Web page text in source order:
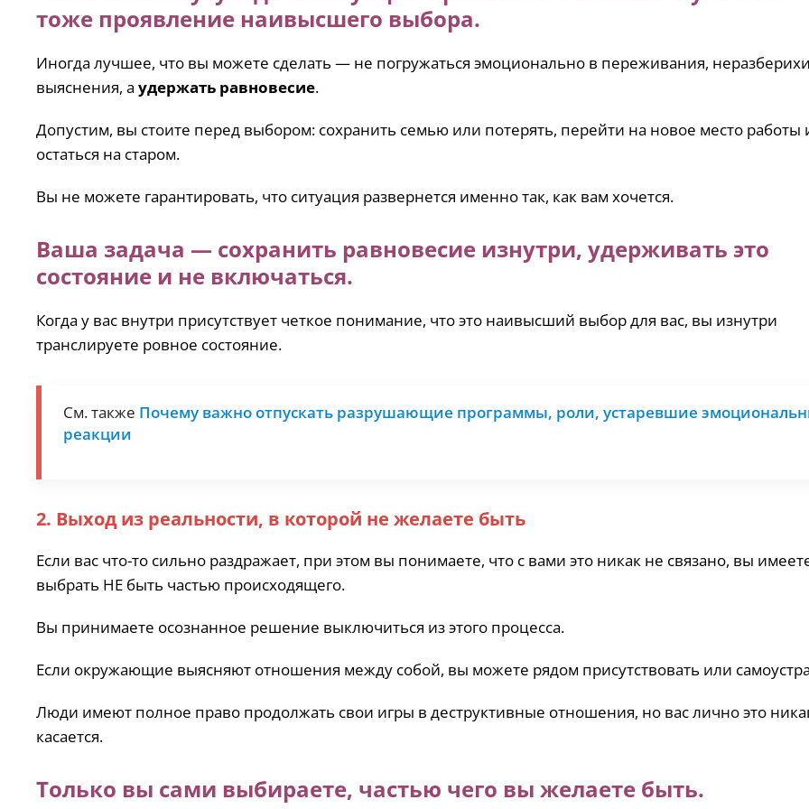
тоже проявление наивысшего выбора.
Иногда лучшее, что вы можете сделать — не погружаться эмоционально в переживания,
выяснения, а удержать равновесие.
Допустим, вы стоите перед выбором: сохранить семью или потерять, перейти на новое место работы
остаться на старом.
Вы не можете гарантировать, что ситуация развернется именно так, как вам хочется.
Ваша задача — сохранить равновесие изнутри, удерживать это
состояние и не включаться.
Когда у вас внутри присутствует четкое понимание, что это наивысший выбор для вас, вы изнутри
транслируете ровное состояние.
См. также Почему важно отпускать разрушающие программы, роли, устаревшие
реакции
2. Выход из реальности, в которой не желаете быть
Если вас что-то сильно раздражает, при этом вы понимаете, что с вами это никак не связано, вы
выбрать НЕ быть частью происходящего.
Вы принимаете осознанное решение выключиться из этого процесса.
Если окружающие выясняют отношения между собой, вы можете рядом присутствовать или
Люди имеют полное право продолжать свои игры в деструктивные отношения, но вас лично это
касается.
Только вы сами выбираете, частью чего вы желаете быть.